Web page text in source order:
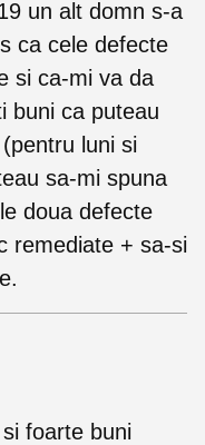
un alt domn s-a
ca cele defecte
si ca-mi va da
buni ca puteau
luni si
sa-mi spuna
doua defecte
remediate + sa-si
foarte buni